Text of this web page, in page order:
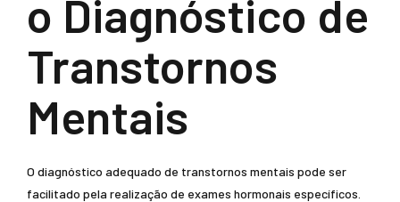
o Diagnóstico de
Transtornos
Mentais
O diagnóstico adequado de transtornos mentais pode ser
facilitado pela realização de exames hormonais específicos.